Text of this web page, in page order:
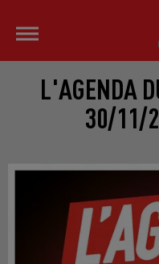
L'AGENDA
30/11/